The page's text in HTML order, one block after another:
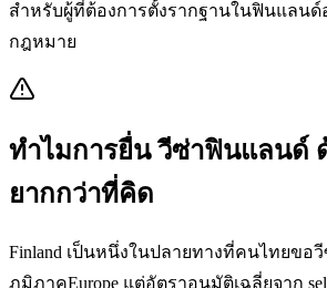
สำหรับผู้ที่ต้องการตั้งรากฐานในฟินแลนด์
กฎหมาย
ทำไมการยื่นวีซ่าฟินแลนด์
ยากกว่าที่คิด
Finland เป็นหนึ่งในปลายทางที่คนไทยขอ
ภูมิภาคEurope แต่อัตราอนุมัติเฉลี่ยจาก